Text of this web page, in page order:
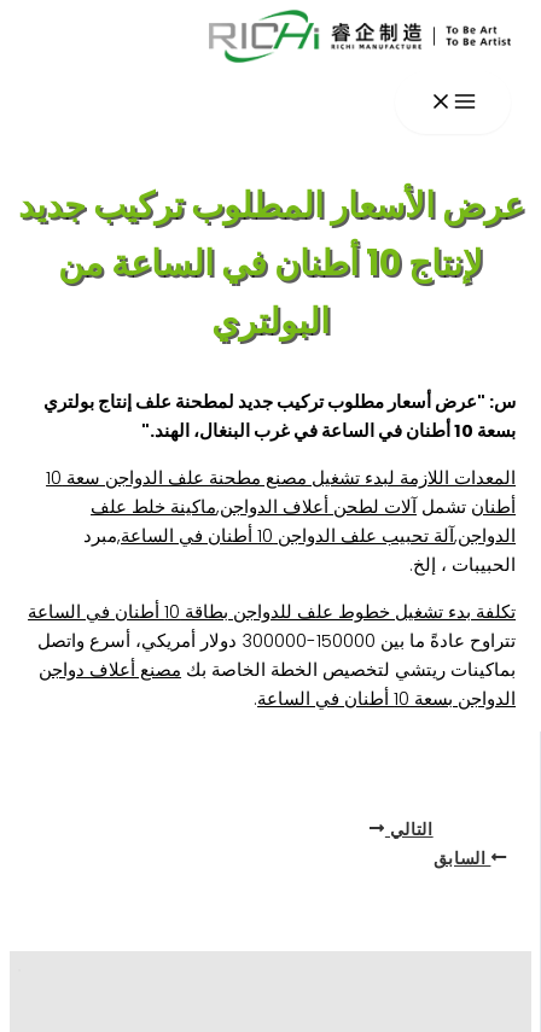
تخطي
إلى
عرض الأسعار المطلوب تركيب جديد
لإنتاج 10 أطنان في الساعة من
البولتري
س: "عرض أسعار مطلوب تركيب جديد لمطحنة علف إنتاج بولتري
بسعة 10 أطنان في الساعة في غرب البنغال، الهند."
المعدات اللازمة لبدء تشغيل مصنع مطحنة علف الدواجن سعة 10
أطنان تشملآلات لطحن أعلاف الدواجن,ماكينة خلط علف
الدواجن,آلة تحبيب علف الدواجن 10 أطنان في الساعة,
مبرد
الحبيبات ، إلخ.
تكلفة بدء تشغيل خطوط علف للدواجن بطاقة 10 أطنان في الساعة
تتراوح عادةً ما بين 150000-300000 دولار أمريكي، أسرع واتصل
بماكينات ريتشي لتخصيص الخطة الخاصة بك مصنع أعلاف دواجن
الدواجن بسعة 10 أطنان في الساعة
.
السابق
التالي